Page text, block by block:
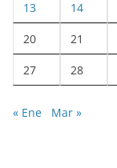
13 14
20 21
27 28
« Ene Mar »